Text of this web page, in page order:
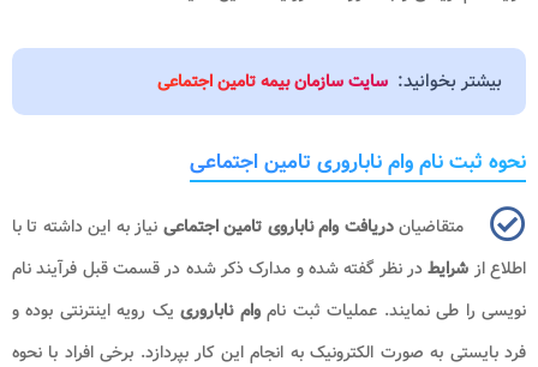
بیشتر بخوانید: سایت سازمان بیمه تامین اجتماعی
نحوه ثبت نام وام ناباروری تامین اجتماعی
متقاضیاندریافت وام ناباروی تامین اجتماعی نیاز به این داشته تا با
اطلاع از شرایطدر نظر گفته شده و مدارک ذکر شده در قسمت قبل فرآیند نام
نویسی را طی نمایند. عملیات ثبت ناموام نابارورییک رویه اینترنتی بوده و
فرد بایستی به صورت الکترونیک به انجام این کار بپردازد. برخی افراد با نحوه